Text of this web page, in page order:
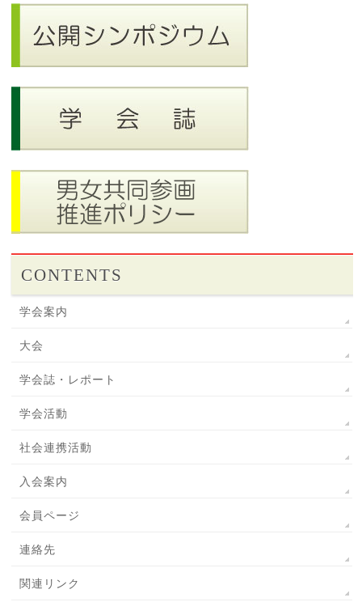
CONTENTS
学会案内
大会
学会誌・レポート
学会活動
社会連携活動
入会案内
会員ページ
連絡先
関連リンク